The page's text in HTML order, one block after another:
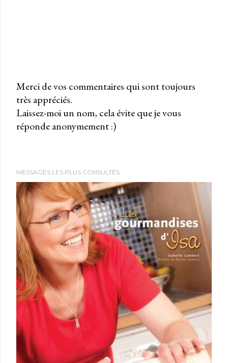
P
u
b
r
u
n
c
o
m
m
e
n
t
a
i
r
e
Merci de vos commentaires qui sont toujours
très appréciés.
Laissez-moi un nom, cela évite que je vous
réponde anonymement :)
MESSAGES LES PLUS CONSULTÉS